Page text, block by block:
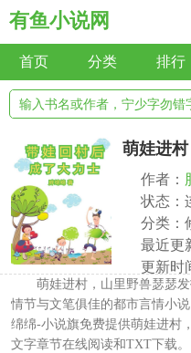
有鱼小说网
首页 分类 排行
萌娃进
作者：
状态：
分类：
最近更
更新时
萌娃进村，山里野兽瑟瑟
情节与文笔俱佳的都市言情小
绵绵-小说旗免费提供萌娃进村
文字章节在线阅读和TXT下载。